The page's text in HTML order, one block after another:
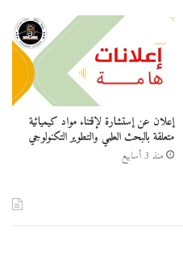
إعلان عن إستشارة لإقتناء مواد كيميائية
متعلقة بالبحث العلمي والتطوير التكنولوجي
منذ 3 أسابيع